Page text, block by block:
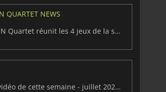
QUARTET NEWS
BLUE REFLECTION Quartet réunit les 4 jeux de la saga
Sorties de jeux vidéo de cette semaine - juillet 2026 (semaine 31)